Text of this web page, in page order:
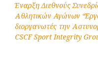
Έναρξη Διεθνούς
Αθλητικών Αγώνων
διοργανωτές την
CSCF Sport Integrity